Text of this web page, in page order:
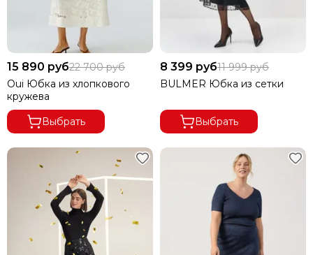
15 890 руб22 700 руб
Oui Юбка из хлопкового
кружева
Выбрать
8 399 руб11 999 руб
BULMER Юбка из сетки
Выбрать